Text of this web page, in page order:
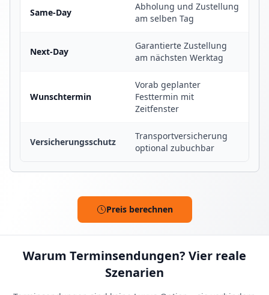
Same-Day
Abholung und Zustellung
am selben Tag
Next-Day
Garantierte Zustellung
am nächsten Werktag
Wunschtermin
Vorab geplanter
Festtermin mit
Zeitfenster
Versicherungsschutz
Transportversicherung
optional zubuchbar
Preis berechnen
Warum Terminsendungen? Vier reale
Szenarien